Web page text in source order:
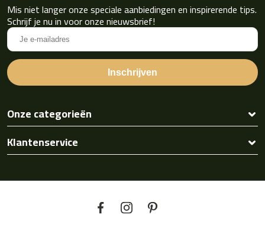
Onze categorieën
Klantenservice
Mis niet langer onze speciale aanbiedingen en inspirerende tips.
Schrijf je nu in voor onze nieuwsbrief!